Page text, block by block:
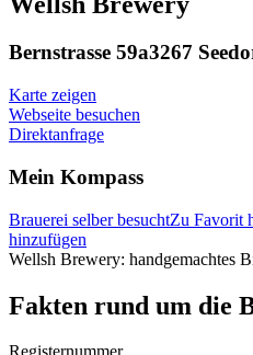
Bernstrasse 59a3267
Karte zeigen
Webseite besuchen
Direktanfrage
Mein Kompass
Brauerei selber besuchtZu Favorit
hinzufügen
Wellsh Brewery: handgemachtes
Fakten rund um die